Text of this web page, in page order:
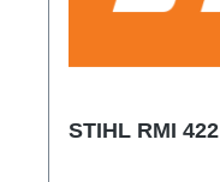
STIHL RMI